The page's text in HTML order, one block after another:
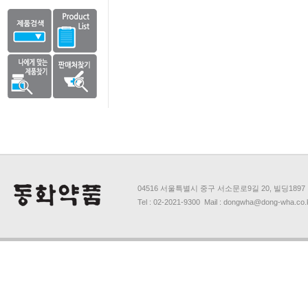
04516 서울특별시 중구 서소문로9길 20, 빌딩1897
Tel : 02-2021-9300 Mail : dongwha@dong-